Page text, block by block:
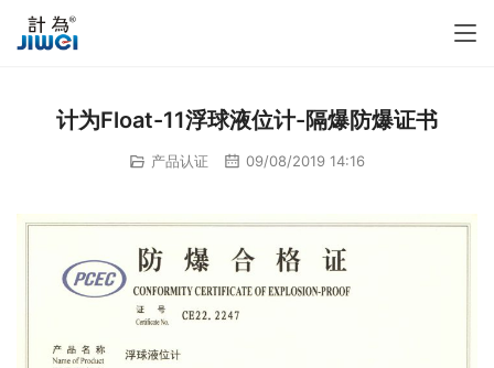
计为Float-11浮球液位计-隔爆防爆证书
产品认证 09/08/2019 14:16